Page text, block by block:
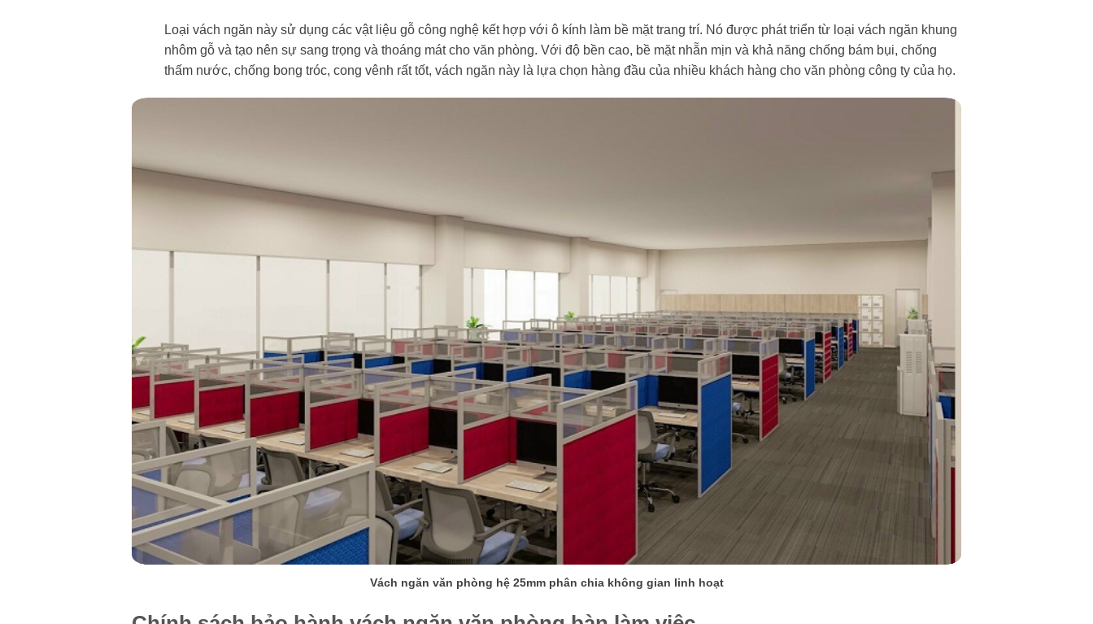
Loại vách ngăn này sử dụng các vật liệu gỗ công nghệ kết hợp với ô kính làm bề mặt trang trí. Nó được phát triển từ loại vách ngăn khung
nhôm gỗ và tạo nên sự sang trọng và thoáng mát cho văn phòng. Với độ bền cao, bề mặt nhẵn mịn và khả năng chống bám bụi, chống
thấm nước, chống bong tróc, cong vênh rất tốt, vách ngăn này là lựa chọn hàng đầu của nhiều khách hàng cho văn phòng công ty của họ.
Vách ngăn văn phòng hệ 25mm phân chia không gian linh hoạt